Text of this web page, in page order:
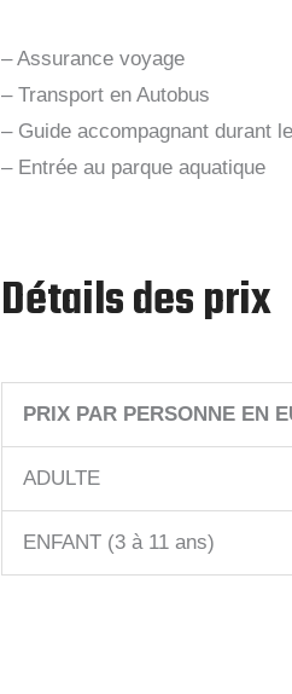
– Assurance voyage
– Transport en Autobus
– Guide accompagnant durant
– Entrée au parque aquatique
Détails des prix
PRIX PAR PERSONNE EN
ADULTE
ENFANT (3 à 11 ans)